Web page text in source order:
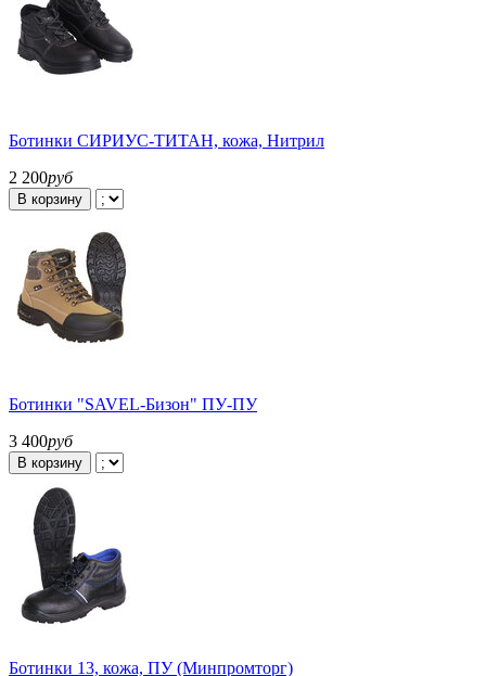
Ботинки СИРИУС-ТИТАН, кожа, Нитрил
2 200руб
В корзину
Ботинки "SAVEL-Бизон" ПУ-ПУ
3 400руб
В корзину
Ботинки 13, кожа, ПУ (Минпромторг)